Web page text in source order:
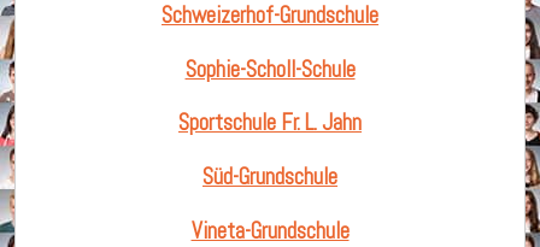
Schweizerhof-Grundschule
Sophie-Scholl-Schule
Sportschule Fr. L. Jahn
Süd-Grundschule
Vineta-Grundschule